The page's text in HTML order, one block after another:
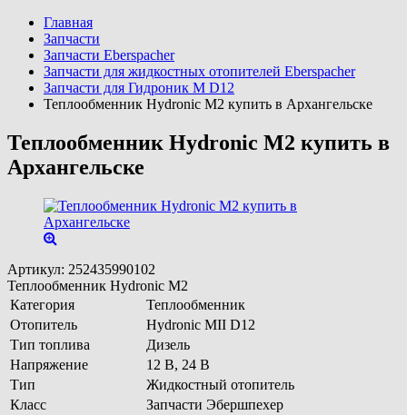
Главная
Запчасти
Запчасти Eberspacher
Запчасти для жидкостных отопителей Eberspacher
Запчасти для Гидроник M D12
Теплообменник Hydronic M2 купить в Архангельске
Теплообменник Hydronic M2 купить в
Архангельске
Артикул: 252435990102
Теплообменник Hydronic M2
Категория
Теплообменник
Отопитель
Hydronic MII D12
Тип топлива
Дизель
Напряжение
12 В, 24 В
Тип
Жидкостный отопитель
Класс
Запчасти Эбершпехер